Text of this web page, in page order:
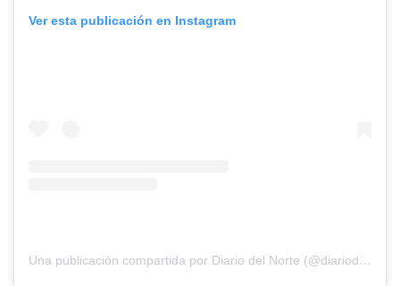
Ver esta publicación en Instagram
Una publicación compartida por Diario del Norte (@diariodelnorte)